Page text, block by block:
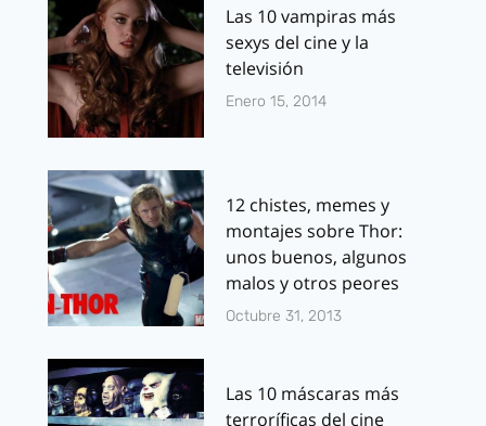
Las 10 vampiras más
sexys del cine y la
televisión
Enero 15, 2014
12 chistes, memes y
montajes sobre Thor:
unos buenos, algunos
malos y otros peores
Octubre 31, 2013
Las 10 máscaras más
terroríficas del cine